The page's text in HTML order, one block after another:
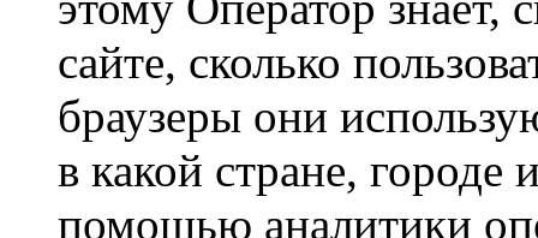
сайте, сколько
браузеры они
в какой стране, городе
помощью аналитики